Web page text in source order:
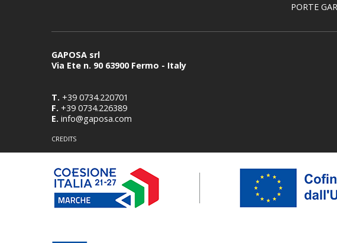
PORTE
GAPOSA srl
Via Ete n. 90 63900 Fermo - Italy
T. +39 0734.220701
F. +39 0734.226389
E. info@gaposa.com
CREDITS